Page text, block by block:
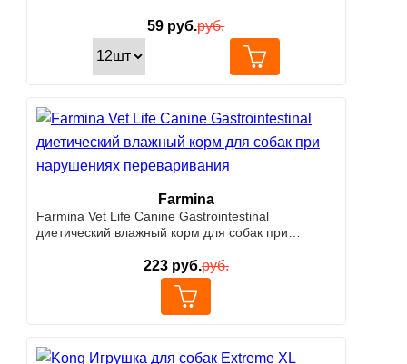
59 руб.руб.
Farmina
Farmina Vet Life Canine Gastrointestinal
диетический влажный корм для собак при
223руб.руб.